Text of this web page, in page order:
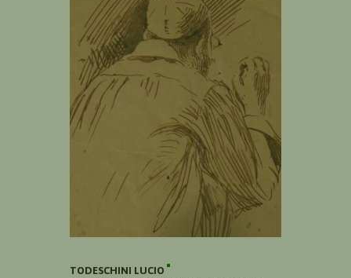
TODESCHINI LUCIO